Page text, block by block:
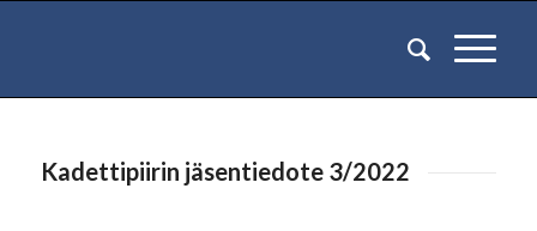
Kadettipiirin jäsentiedote 3/2022